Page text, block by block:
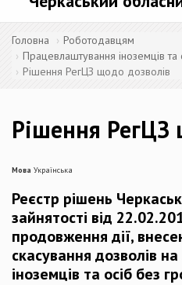
Головна
Роботодавцям
Працевлаштування іноземців та
Рішення РегЦЗ щодо дозволів
Рішення РегЦЗ
Мова Українська
Реєстр рішень
зайнятості від
продовження дії,
скасування дозволів
іноземців та осіб без